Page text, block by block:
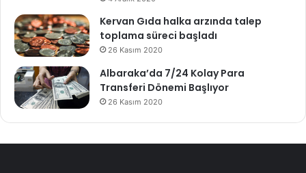
Kervan Gıda halka arzında talep
toplama süreci başladı
26 Kasım 2020
Albaraka’da 7/24 Kolay Para
Transferi Dönemi Başlıyor
26 Kasım 2020